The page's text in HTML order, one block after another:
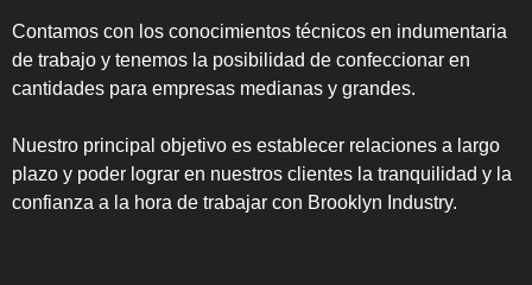
Contamos con los conocimientos técnicos en indumentaria
de trabajo y tenemos la posibilidad de confeccionar en
cantidades para empresas medianas y grandes.
Nuestro principal objetivo es establecer relaciones a largo
plazo y poder lograr en nuestros clientes la tranquilidad y la
confianza a la hora de trabajar con Brooklyn Industry.